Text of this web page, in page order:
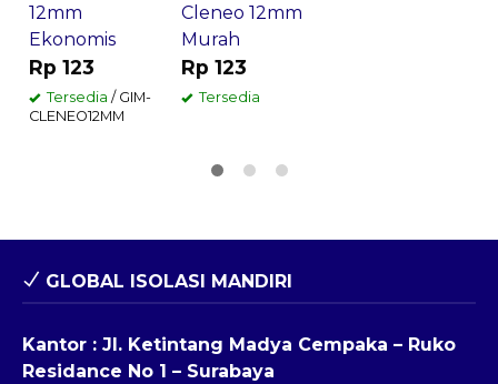
12mm
Ekonomis
Rp 123
Tersedia / GIM-
CLENEO12MM
Cleneo 12mm
Murah
Rp 123
Tersedia
GLOBAL ISOLASI MANDIRI
Kantor : Jl. Ketintang Madya Cempaka – Ruko
Residance No 1 – Surabaya